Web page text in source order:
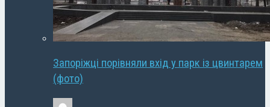
Запоріжці порівняли вхід у парк із цвинтарем
(фото)